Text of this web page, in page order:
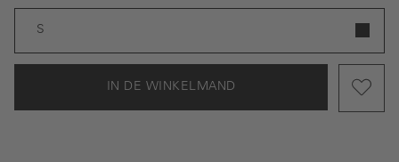
S
IN DE WINKELMAND